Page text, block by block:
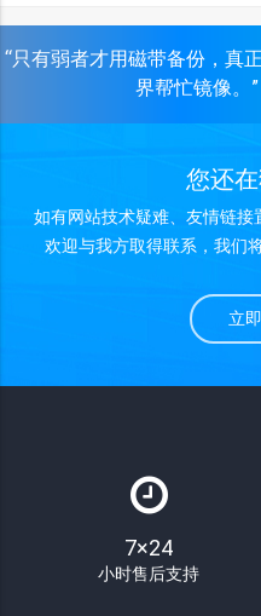
“只有弱者才用磁带备份，真
界帮忙镜像。
您还
如有网站技术疑难、友情链接
欢迎与我方取得联系，我们
立
7×24
小时售后支持